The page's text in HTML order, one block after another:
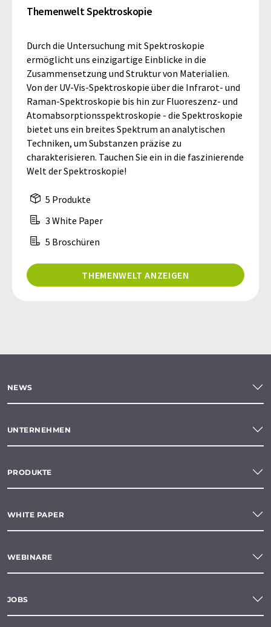
Themenwelt Spektroskopie
Durch die Untersuchung mit Spektroskopie
ermöglicht uns einzigartige Einblicke in die
Zusammensetzung und Struktur von Materialien.
Von der UV-Vis-Spektroskopie über die Infrarot- und
Raman-Spektroskopie bis hin zur Fluoreszenz- und
Atomabsorptionsspektroskopie - die Spektroskopie
bietet uns ein breites Spektrum an analytischen
Techniken, um Substanzen präzise zu
charakterisieren. Tauchen Sie ein in die faszinierende
Welt der Spektroskopie!
5 Produkte
3 White Paper
5 Broschüren
THEMENWELT ANZEIGEN
NEWS
UNTERNEHMEN
PRODUKTE
WHITE PAPER
WEBINARE
JOBS